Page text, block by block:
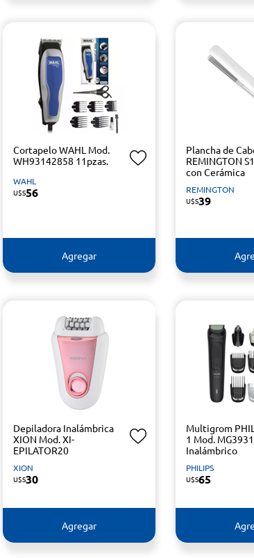
Cortapelo WAHL Mod.
WH93142858 11pzas.
WAHL
U$S56
Agregar
Plancha de
REMINGTON
con Cerámica
REMINGTON
U$S39
Depiladora Inalámbrica
XION Mod. XI-
EPILATOR20
XION
U$S30
Agregar
Multigrom
1 Mod.
Inalámbrico
PHILIPS
U$S65